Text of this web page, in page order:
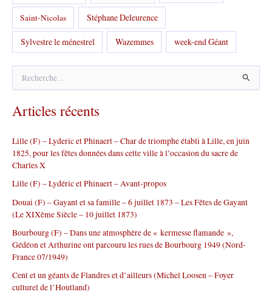
Saint-Nicolas Stéphane Deleurence
Sylvestre le ménestrel Wazemmes week-end Géant
h
e
c
h
e
r
:
Articles récents
Lille (F) – Lyderic et Phinaert – Char de triomphe établi à Lille, en juin
1825, pour les fêtes données dans cette ville à l’occasion du sacre de
Charles X
Lille (F) – Lydéric et Phinaert – Avant-propos
Douai (F) – Gayant et sa famille – 6 juillet 1873 – Les Fêtes de Gayant
(Le XIXème Siècle – 10 juillet 1873)
Bourbourg (F) – Dans une atmosphère de « kermesse flamande »,
Gédéon et Arthurine ont parcouru les rues de Bourbourg 1949 (Nord-
France 07/1949)
Cent et un géants de Flandres et d’ailleurs (Michel Loosen – Foyer
culturel de l’Houtland)